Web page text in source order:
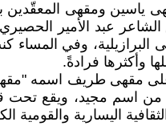
ومقهى المعقّدين
الشاعر عبد الأمير
البرازيلية، وفي
وأكثرها فرادةً.
مقهى طريف اسمه
اسم مجيد، ويقع تحت
اليسارية والقومية